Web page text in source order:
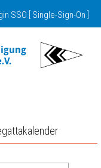
SSO [ Single-Sign-On ]